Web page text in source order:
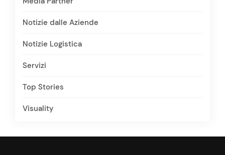
Notizie dalle Aziende
Notizie Logistica
Servizi
Top Stories
Visuality